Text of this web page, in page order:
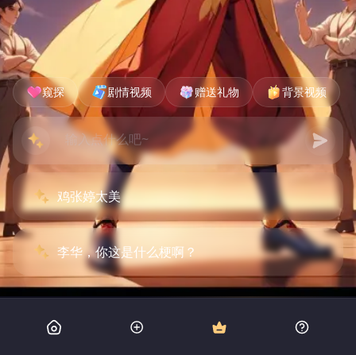
窥探 剧情视频 赠送礼物 背景视频
鸡张婷太美
李华，你这是什么梗啊？